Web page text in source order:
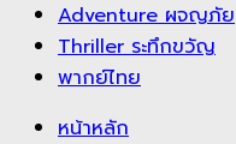
Adventure ผจญภัย
Thriller ระทึกขวัญ
พากย์ไทย
หน้าหลัก